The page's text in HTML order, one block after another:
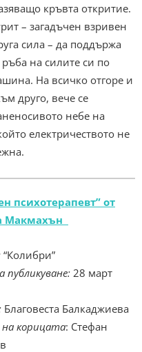
кръвта откритие.
– загадъчен взривен
сила – да поддържа
на силите си по
На всичко отгоре и
друго, вече се
небе на
електричеството не
психотерапевт” от
Макмахън
“Колибри”
публикуване: 28 март
Благовеста Балкаджиева
корицата: Стефан